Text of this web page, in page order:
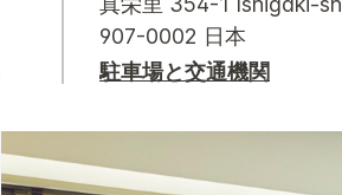
907-0002 日本
駐車場と交通機関